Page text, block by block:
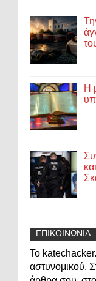
Η
ΕΠΙΚΟΙΝΩΝΙΑ
Το
αστυνομικού.